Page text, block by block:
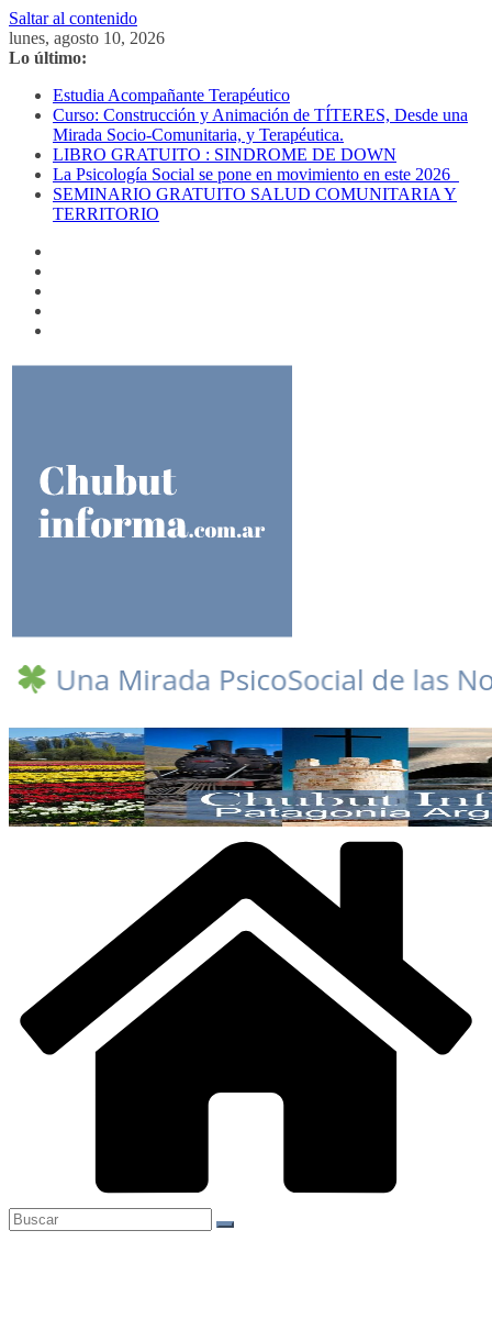
Saltar al contenido
lunes, agosto 10, 2026
Lo último:
Estudia Acompañante Terapéutico
Curso: Construcción y Animación de TÍTERES, Desde una
Mirada Socio-Comunitaria, y Terapéutica.
LIBRO GRATUITO : SINDROME DE DOWN
La Psicología Social se pone en movimiento en este 2026
SEMINARIO GRATUITO SALUD COMUNITARIA Y
TERRITORIO